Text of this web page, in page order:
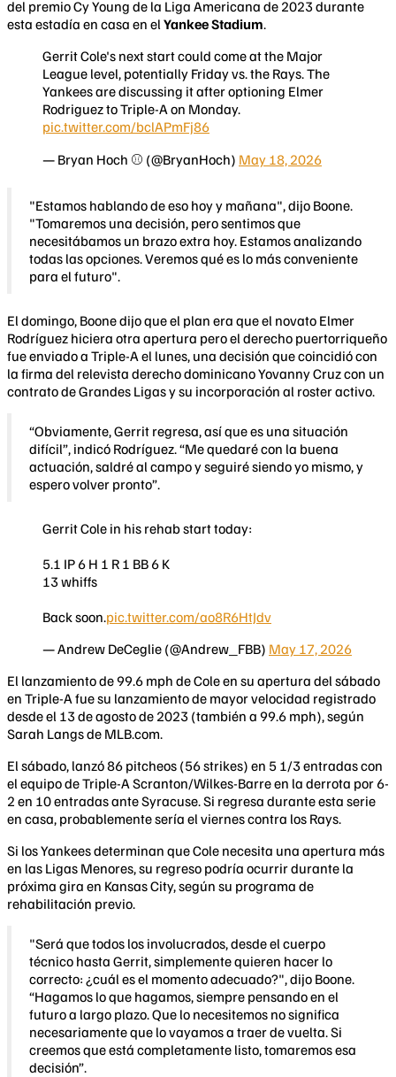
del premio Cy Young de la Liga Americana de 2023 durante
esta estadía en casa en el Yankee Stadium.
Gerrit Cole's next start could come at the Major
League level, potentially Friday vs. the Rays. The
Yankees are discussing it after optioning Elmer
Rodriguez to Triple-A on Monday.
pic.twitter.com/bclAPmFj86
— Bryan Hoch ⚾️ (@BryanHoch) May 18, 2026
"Estamos hablando de eso hoy y mañana", dijo Boone.
"Tomaremos una decisión, pero sentimos que
necesitábamos un brazo extra hoy. Estamos analizando
todas las opciones. Veremos qué es lo más conveniente
para el futuro".
El domingo, Boone dijo que el plan era que el novato Elmer
Rodríguez hiciera otra apertura pero el derecho puertorriqueño
fue enviado a Triple-A el lunes, una decisión que coincidió con
la firma del relevista derecho dominicano Yovanny Cruz con un
contrato de Grandes Ligas y su incorporación al roster activo.
“Obviamente, Gerrit regresa, así que es una situación
difícil”, indicó Rodríguez. “Me quedaré con la buena
actuación, saldré al campo y seguiré siendo yo mismo, y
espero volver pronto”.
Gerrit Cole in his rehab start today:
5.1 IP 6 H 1 R 1 BB 6 K
13 whiffs
Back soon.pic.twitter.com/ao8R6HtJdv
— Andrew DeCeglie (@Andrew_FBB) May 17, 2026
El lanzamiento de 99.6 mph de Cole en su apertura del sábado
en Triple-A fue su lanzamiento de mayor velocidad registrado
desde el 13 de agosto de 2023 (también a 99.6 mph), según
Sarah Langs de MLB.com.
El sábado, lanzó 86 pitcheos (56 strikes) en 5 1/3 entradas con
el equipo de Triple-A Scranton/Wilkes-Barre en la derrota por 6-
2 en 10 entradas ante Syracuse. Si regresa durante esta serie
en casa, probablemente sería el viernes contra los Rays.
Si los Yankees determinan que Cole necesita una apertura más
en las Ligas Menores, su regreso podría ocurrir durante la
próxima gira en Kansas City, según su programa de
rehabilitación previo.
"Será que todos los involucrados, desde el cuerpo
técnico hasta Gerrit, simplemente quieren hacer lo
correcto: ¿cuál es el momento adecuado?", dijo Boone.
“Hagamos lo que hagamos, siempre pensando en el
futuro a largo plazo. Que lo necesitemos no significa
necesariamente que lo vayamos a traer de vuelta. Si
creemos que está completamente listo, tomaremos esa
decisión”.